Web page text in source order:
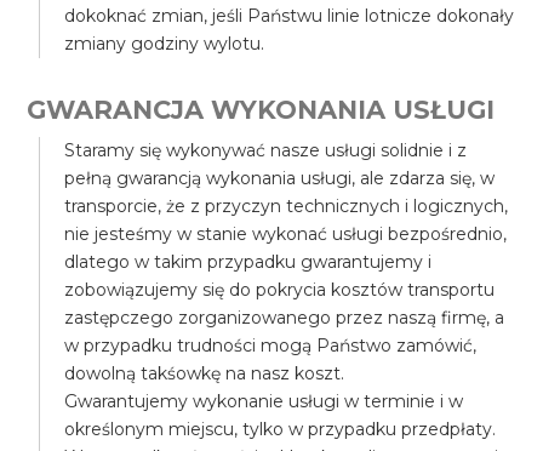
dokoknać zmian, jeśli Państwu linie lotnicze dokonały
zmiany godziny wylotu.
GWARANCJA WYKONANIA USŁUGI
Staramy się wykonywać nasze usługi solidnie i z
pełną gwarancją wykonania usługi, ale zdarza się, w
transporcie, że z przyczyn technicznych i logicznych,
nie jesteśmy w stanie wykonać usługi bezpośrednio,
dlatego w takim przypadku gwarantujemy i
zobowiązujemy się do pokrycia kosztów transportu
zastępczego zorganizowanego przez naszą firmę, a
w przypadku trudności mogą Państwo zamówić,
dowolną takśowkę na nasz koszt.
Gwarantujemy wykonanie usługi w terminie i w
określonym miejscu, tylko w przypadku przedpłaty.